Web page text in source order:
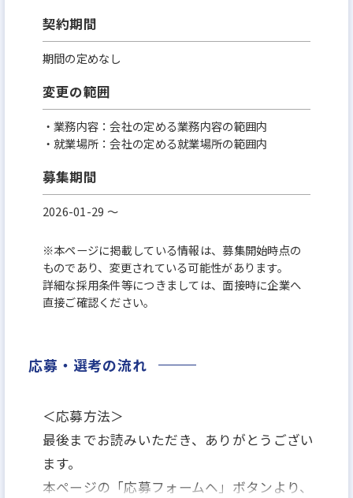
契約期間
期間の定めなし
変更の範囲
・業務内容：会社の定める業務内容の範囲内
・就業場所：会社の定める就業場所の範囲内
募集期間
2026-01-29 〜
※本ページに掲載している情報は、募集開始時点の
ものであり、変更されている可能性があります。
詳細な採用条件等につきましては、面接時に企業へ
直接ご確認ください。
応募・選考の流れ
＜応募方法＞
最後までお読みいただき、ありがとうござい
ます。
本ページの「応募フォームヘ」ボタンより、